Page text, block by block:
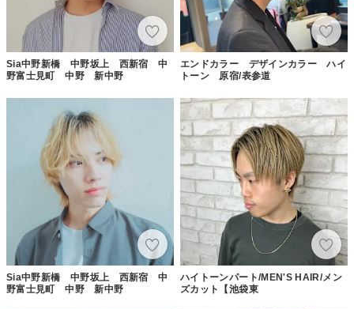
Sia中野新橋 中野坂上 西新宿 中
野富士見町 中野 新中野
エンドカラー デザインカラー ハイ
トーン 原宿/表参道
Sia中野新橋 中野坂上 西新宿 中
野富士見町 中野 新中野
ハイトーンパート/MEN'S HAIR/メン
ズカット【池袋東